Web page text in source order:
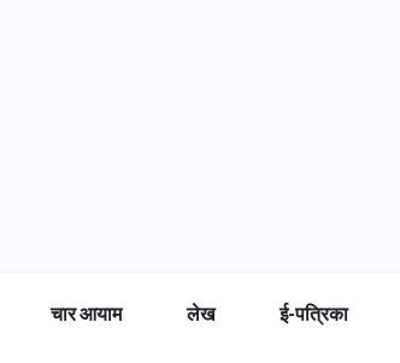
चार आयाम लेख ई-पत्रिका